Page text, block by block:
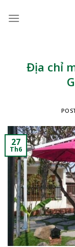
Địa chỉ
27
Th6